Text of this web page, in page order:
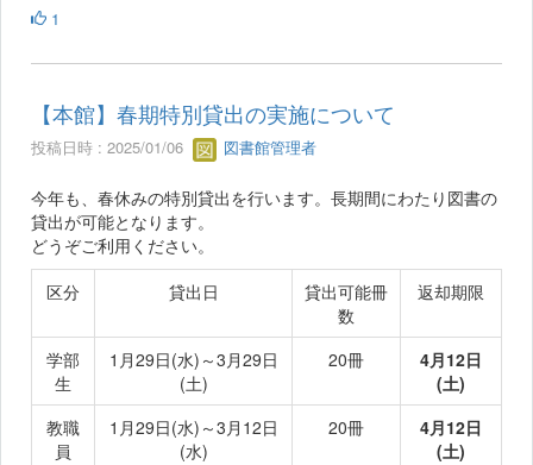
1
【本館】春期特別貸出の実施について
投稿日時 : 2025/01/06 図書館管理者
今年も、春休みの特別貸出を行います。長期間にわたり図書の
貸出が可能となります。
どうぞご利用ください。
区分
貸出日
貸出可能冊
数
返却期限
学部
生
1月29日(水)～3月29日
(土)
20冊
4月12日
(土)
教職
員
1月29日(水)～3月12日
(水)
20冊
4月12日
(土)